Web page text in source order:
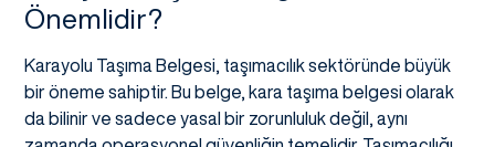
Önemlidir?
Karayolu Taşıma Belgesi, taşımacılık sektöründe büyük
bir öneme sahiptir. Bu belge, kara taşıma belgesi olarak
da bilinir ve sadece yasal bir zorunluluk değil, aynı